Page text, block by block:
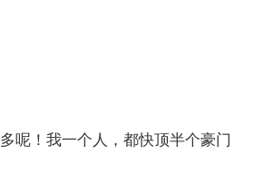
呢！我一个人，都快顶半个豪门